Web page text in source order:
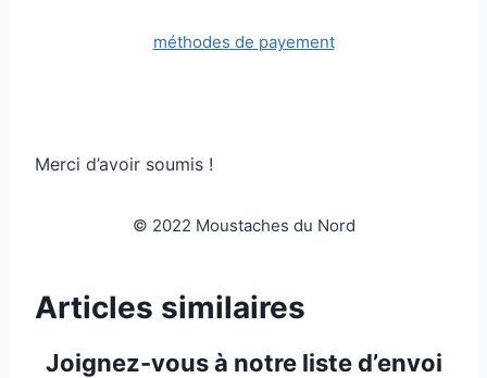
méthodes de payement
Merci d’avoir soumis !
© 2022 Moustaches du Nord
Articles similaires
Joignez-vous à notre liste d’envoi